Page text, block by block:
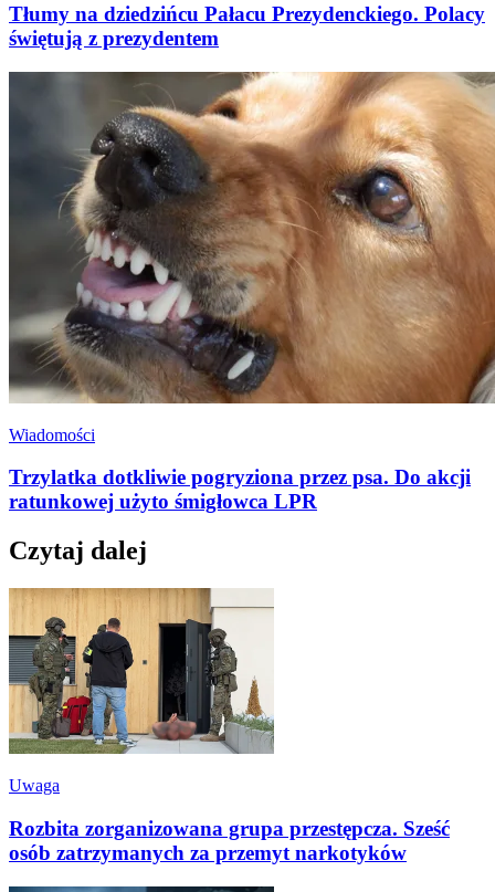
Tłumy na dziedzińcu Pałacu Prezydenckiego. Polacy
świętują z prezydentem
Wiadomości
Trzylatka dotkliwie pogryziona przez psa. Do akcji
ratunkowej użyto śmigłowca LPR
Czytaj dalej
Uwaga
Rozbita zorganizowana grupa przestępcza. Sześć
osób zatrzymanych za przemyt narkotyków